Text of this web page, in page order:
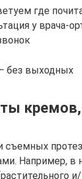
где
у врача-
без выходных
съемных
Например, в